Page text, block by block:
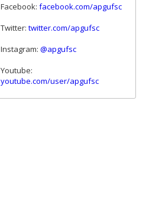
Facebook: facebook.com/apgufsc
Twitter: twitter.com/apgufsc
Instagram: @apgufsc
Youtube:
youtube.com/user/apgufsc